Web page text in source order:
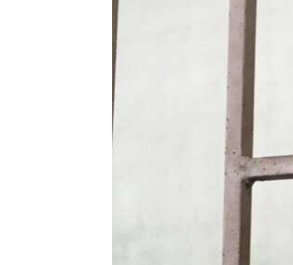
КРЫМ.НЕПОКОРЕННЫЙ
УКРАИНСКАЯ ПРОБЛЕМА КРЫМА